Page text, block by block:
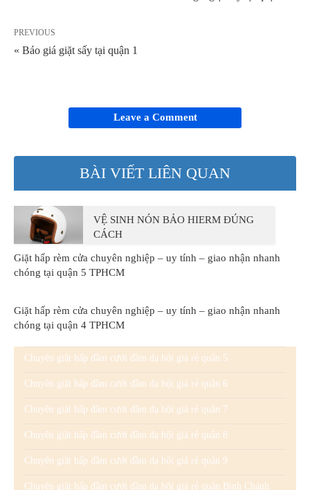
PREVIOUS
« Báo giá giặt sấy tại quận 1
Leave a Comment
BÀI VIẾT LIÊN QUAN
VỆ SINH NÓN BẢO HIERM ĐÚNG
CÁCH
Giặt hấp rèm cửa chuyên nghiệp – uy tính – giao nhận nhanh
chóng tại quận 5 TPHCM
Giặt hấp rèm cửa chuyên nghiệp – uy tính – giao nhận nhanh
chóng tại quận 4 TPHCM
Chuyên giặt hấp đầm cưới đầm dạ hội giá rẻ quận 5
Chuyên giặt hấp đầm cưới đầm dạ hội giá rẻ quận 6
Chuyên giặt hấp đầm cưới đầm dạ hội giá rẻ quận 7
Chuyên giặt hấp đầm cưới đầm dạ hội giá rẻ quận 8
Chuyên giặt hấp đầm cưới đầm dạ hội giá rẻ quận 9
Chuyên giặt hấp đầm cưới đầm dạ hội giá rẻ quận Bình Chánh